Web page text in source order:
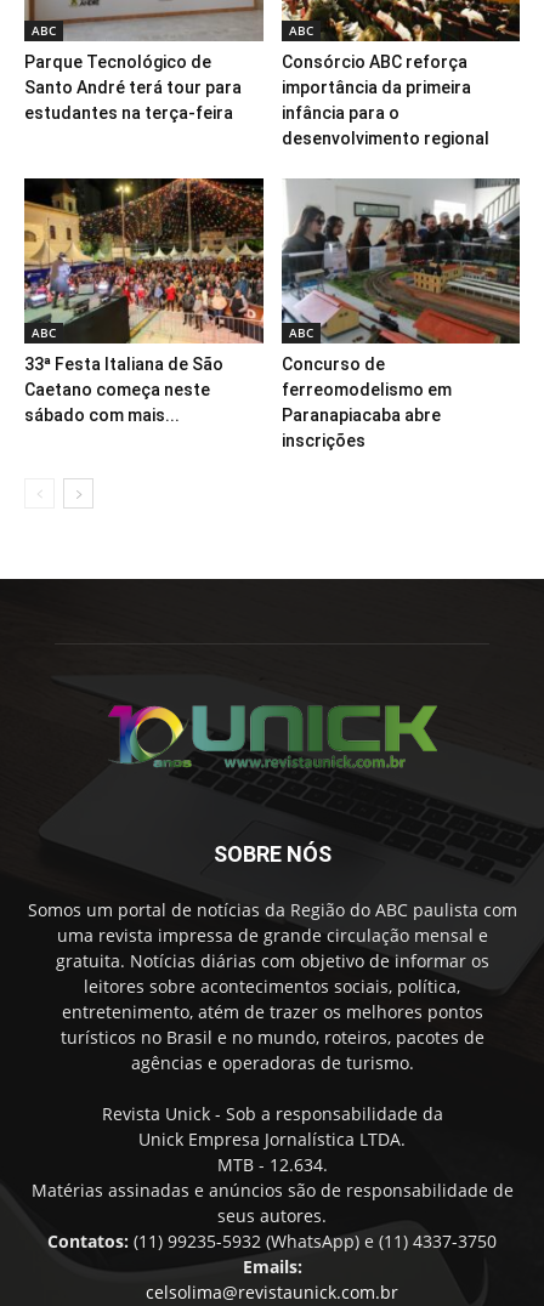
ABC
Parque Tecnológico de
Santo André terá tour para
estudantes na terça-feira
ABC
Consórcio ABC reforça
importância da primeira
infância para o
desenvolvimento regional
ABC
33ª Festa Italiana de São
Caetano começa neste
sábado com mais...
ABC
Concurso de
ferreomodelismo em
Paranapiacaba abre
inscrições
SOBRE NÓS
Somos um portal de notícias da Região do ABC paulista com
uma revista impressa de grande circulação mensal e
gratuita. Notícias diárias com objetivo de informar os
leitores sobre acontecimentos sociais, política,
entretenimento, atém de trazer os melhores pontos
turísticos no Brasil e no mundo, roteiros, pacotes de
agências e operadoras de turismo.
Revista Unick - Sob a responsabilidade da
Unick Empresa Jornalística LTDA.
MTB - 12.634.
Matérias assinadas e anúncios são de responsabilidade de
seus autores.
Contatos: (11) 99235-5932 (WhatsApp) e (11) 4337-3750
Emails:
celsolima@revistaunick.com.br